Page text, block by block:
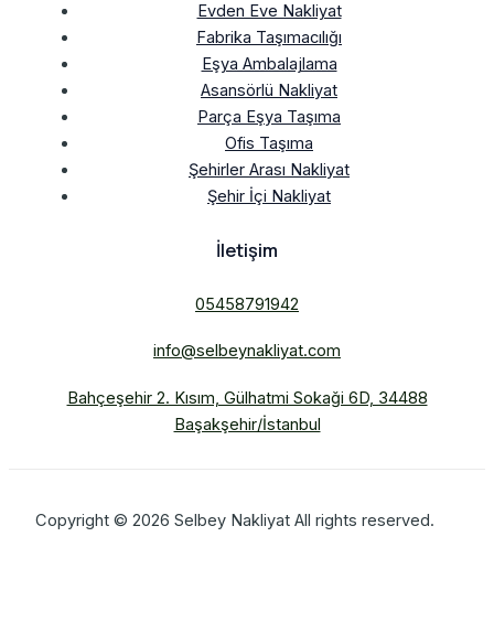
Evden Eve Nakliyat
Fabrika Taşımacılığı
Eşya Ambalajlama
Asansörlü Nakliyat
Parça Eşya Taşıma
Ofis Taşıma
Şehirler Arası Nakliyat
Şehir İçi Nakliyat
İletişim
05458791942
info@selbeynakliyat.com
Bahçeşehir 2. Kısım, Gülhatmi Sokaği 6D, 34488
Başakşehir/İstanbul
Copyright © 2026 Selbey Nakliyat All rights reserved.